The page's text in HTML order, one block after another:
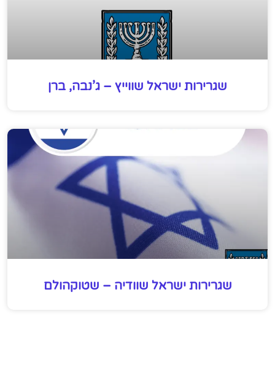
שגרירות ישראל שווייץ – ג’נבה, ברן
שגרירות ישראל שוודיה – שטוקהולם